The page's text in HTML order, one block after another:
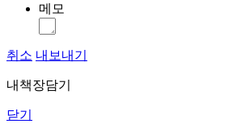
메모
취소 내보내기
내책장담기
닫기